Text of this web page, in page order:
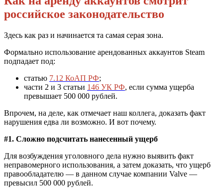
российское законодательство
Здесь как раз и начинается та самая серая зона.
Формально использование арендованных аккаунтов Steam
подпадает под:
статью 7.12 КоАП РФ;
части 2 и 3 статьи 146 УК РФ, если сумма ущерба
превышает 500 000 рублей.
Впрочем, на деле, как отмечает наш коллега, доказать факт
нарушения едва ли возможно. И вот почему.
#1. Сложно подсчитать нанесенный ущерб
Для возбуждения уголовного дела нужно выявить факт
неправомерного использования, а затем доказать, что ущерб
правообладателю — в данном случае компании Valve —
превысил 500 000 рублей.